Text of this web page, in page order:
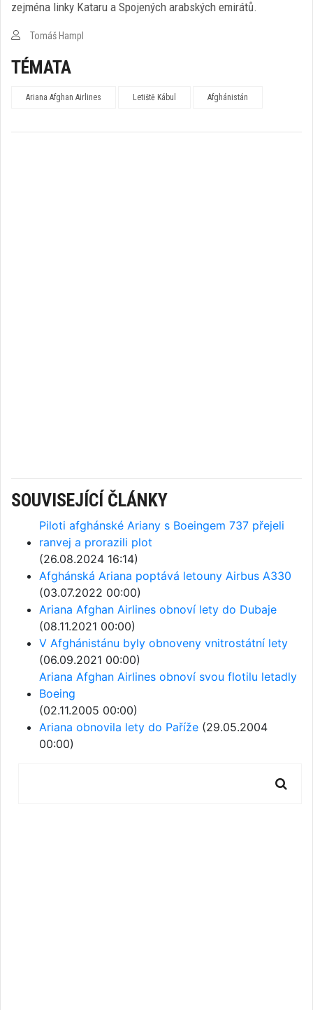
zejména linky Kataru a Spojených arabských emirátů.
Tomáš Hampl
TÉMATA
Ariana Afghan Airlines Letiště Kábul Afghánistán
SOUVISEJÍCÍ ČLÁNKY
Piloti afghánské Ariany s Boeingem 737 přejeli
ranvej a prorazili plot
(26.08.2024 16:14)
Afghánská Ariana poptává letouny Airbus A330
(03.07.2022 00:00)
Ariana Afghan Airlines obnoví lety do Dubaje
(08.11.2021 00:00)
V Afghánistánu byly obnoveny vnitrostátní lety
(06.09.2021 00:00)
Ariana Afghan Airlines obnoví svou flotilu letadly
Boeing
(02.11.2005 00:00)
Ariana obnovila lety do Paříže (29.05.2004
00:00)